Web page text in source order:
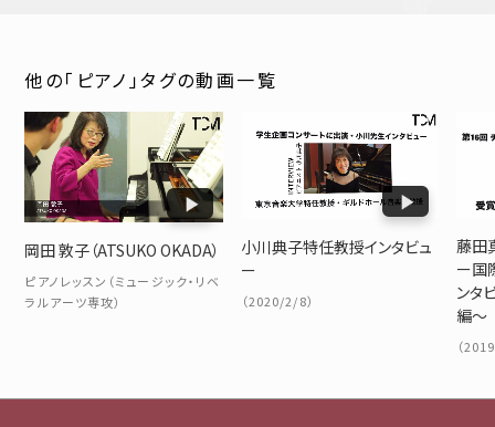
他の「ピアノ」タグの動画一覧
岡田 敦子（ATSUKO OKADA）
ピアノレッスン（ミュージック・リベ
ラルアーツ専攻）
小川典子特任教授インタビュ
ー
（2020/2/8）
藤田
ー国
ンタ
編～
（